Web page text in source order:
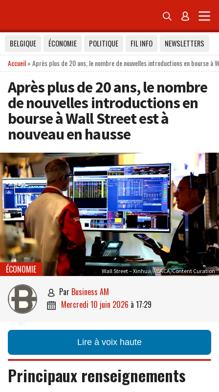
 
BELGIQUE ÉCONOMIE POLITIQUE FIL INFO
NEWSLETTERS
Accueil»Après plus de 20 ans, le nombre de nouvelles introductions en bourse à
Après plus de 20 ans, le nombre
de nouvelles introductions en
bourse à Wall Street est à
nouveau en hausse
Wall Street – Xinhua/ABACA/Content Curation
ÉCONOMIE
 par Business AM
 mercredi 10 juin 2026 à 17:29
Lire à voix haute
Principaux renseignements